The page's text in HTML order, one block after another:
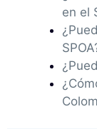
en el